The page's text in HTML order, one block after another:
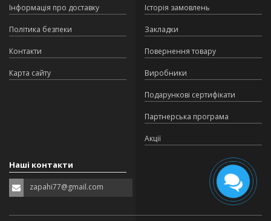
Інформація про доставку
Політика безпеки
Контакти
Карта сайту
Історія замовлень
Закладки
Повернення товару
Виробники
Подарункові сертифікати
Партнерська програма
Акції
Наші контакти
zapahi77@gmail.com